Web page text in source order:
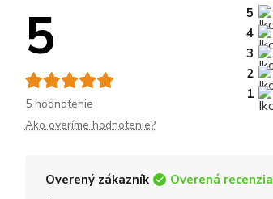
5
5 hodnotenie
5
4
3
2
1
Ako overíme hodnotenie?
Overený zákazník Overená recenzia